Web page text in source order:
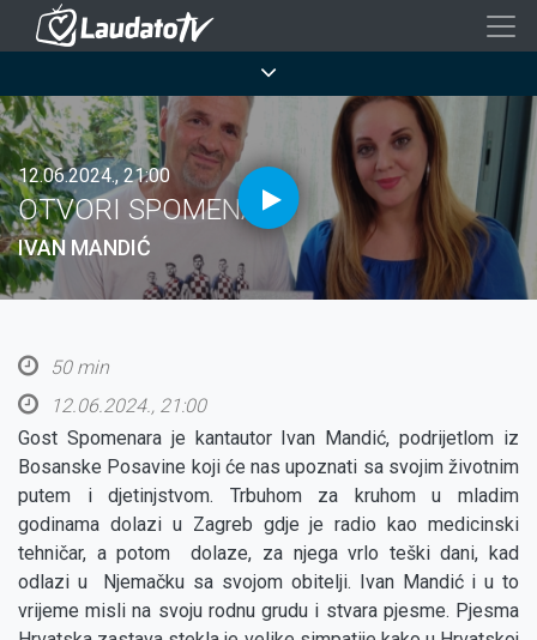
Skoči
sadržaj
12.06.2024., 21:00
OTVORI SPOMENAR!
IVAN MANDIĆ
50 min
12.06.2024., 21:00
Gost Spomenara je kantautor Ivan Mandić, podrijetlom iz
Bosanske Posavine koji će nas upoznati sa svojim životnim
putem i djetinjstvom. Trbuhom za kruhom u mladim
godinama dolazi u Zagreb gdje je radio kao medicinski
tehničar, a potom dolaze, za njega vrlo teški dani, kad
odlazi u Njemačku sa svojom obitelji. Ivan Mandić i u to
vrijeme misli na svoju rodnu grudu i stvara pjesme. Pjesma